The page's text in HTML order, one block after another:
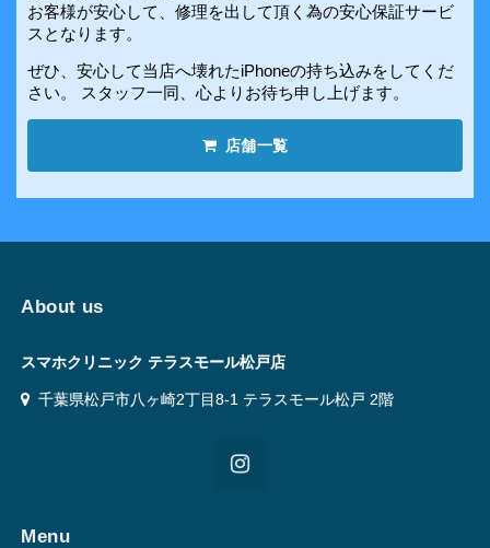
お客様が安心して、修理を出して頂く為の安心保証サービ
スとなります。
ぜひ、安心して当店へ壊れたiPhoneの持ち込みをしてくだ
さい。 スタッフ一同、心よりお待ち申し上げます。
店舗一覧
About us
スマホクリニック テラスモール松戸店
千葉県松戸市八ヶ崎2丁目8-1 テラスモール松戸 2階
Menu